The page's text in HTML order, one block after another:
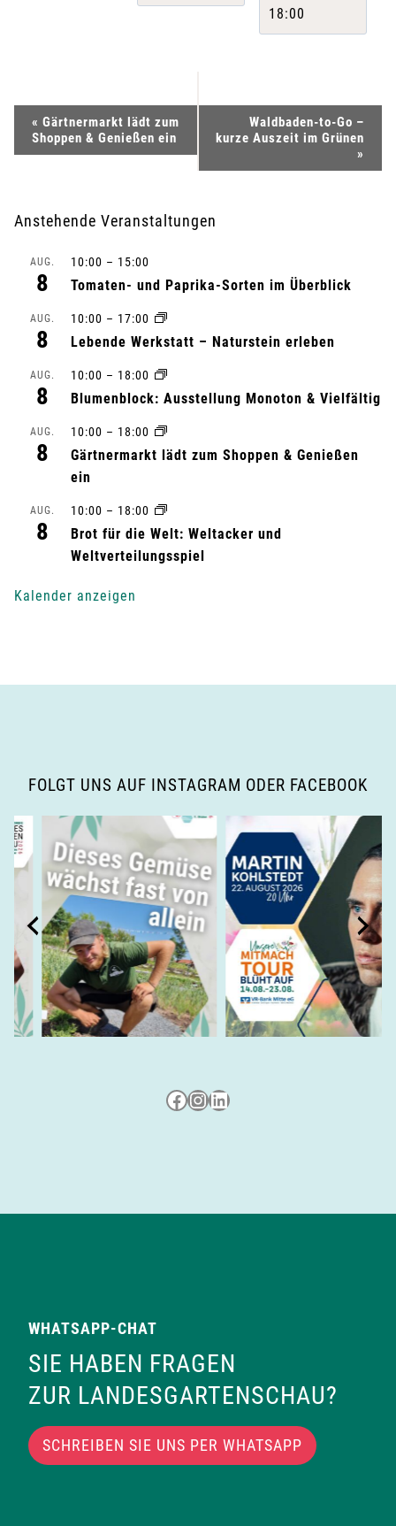
18:00
e
a
a
g
a
t
o
n
« Gärtnermarkt lädt zum
Shoppen & Genießen ein
Waldbaden-to-Go –
kurze Auszeit im Grünen
»
Anstehende Veranstaltungen
AUG.
8
10:00 – 15:00
Tomaten- und Paprika-Sorten im Überblick
AUG.
8
10:00 – 17:00
Lebende Werkstatt – Naturstein erleben
AUG.
8
10:00 – 18:00
Blumenblock: Ausstellung Monoton & Vielfältig
AUG.
8
10:00 – 18:00
Gärtnermarkt lädt zum Shoppen & Genießen
ein
AUG.
8
10:00 – 18:00
Brot für die Welt: Weltacker und
Weltverteilungsspiel
Kalender anzeigen
FOLGT UNS AUF INSTAGRAM ODER FACEBOOK
Besuche uns auf Facebook
Besuche uns auf Instagram
LinkedIn
WHATSAPP-CHAT
SIE HABEN FRAGEN
ZUR LANDESGARTENSCHAU?
SCHREIBEN SIE UNS PER WHATSAPP